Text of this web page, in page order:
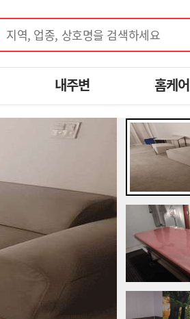
지역, 업종, 상호명을 검색하세요
내주변 홈케어